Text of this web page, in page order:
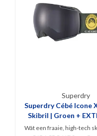
Superdry
Superdry Cébé Icone
Skibril | Groen +
Wát een fraaie, high-tech